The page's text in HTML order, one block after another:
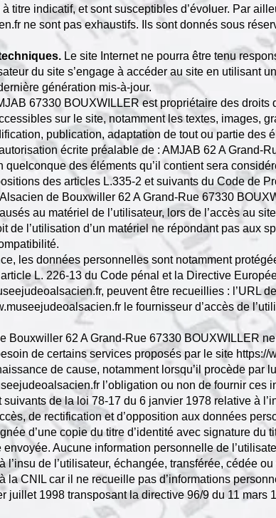
titre indicatif, et sont susceptibles d’évoluer. Par
ne sont pas exhaustifs. Ils sont donnés sous
Le site Internet ne pourra être tenu
du site s’engage à accéder au site en utilisant
génération mis-à-jour.
67330 BOUXWILLER est propriétaire des
sur le site, notamment les textes, images,
publication, adaptation de tout ou partie des
écrite préalable de : AMJAB 62 A Grand-
des éléments qu’il contient sera
des articles L.335-2 et suivants du Code de
de Bouxwiller 62 A Grand-Rue 67330
au matériel de l’utilisateur, lors de l’accès au site
de l’utilisation d’un matériel ne répondant pas aux
les données personnelles sont notamment
L. 226-13 du Code pénal et la Directive
, peuvent être recueillies : l’URL
le fournisseur d’accès de
Bouxwiller 62 A Grand-Rue 67330 BOUXWILLER
de certains services proposés par le site https://
de cause, notamment lorsqu’il procède par
l’obligation ou non de fournir ces
de la loi 78-17 du 6 janvier 1978 relative à
de rectification et d’opposition aux données
d’une copie du titre d’identité avec signature du
Aucune information personnelle de
l’insu de l’utilisateur, échangée, transférée, cédée
la CNIL car il ne recueille pas d’informations
juillet 1998 transposant la directive 96/9 du 11 mars